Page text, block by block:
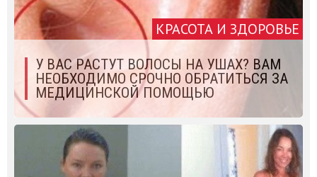
КРАСОТА И ЗДОРОВЬЕ
У ВАС РАСТУТ ВОЛОСЫ НА УШАХ? ВАМ
НЕОБХОДИМО СРОЧНО ОБРАТИТЬСЯ ЗА
МЕДИЦИНСКОЙ ПОМОЩЬЮ